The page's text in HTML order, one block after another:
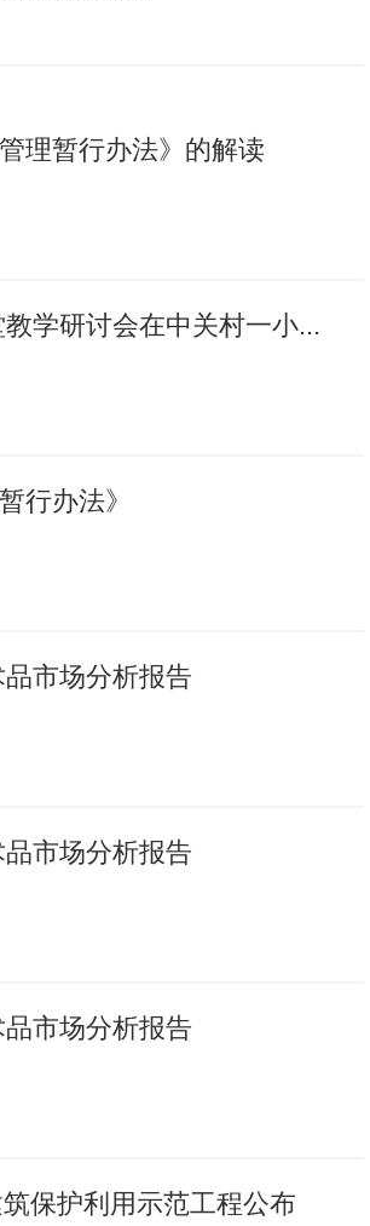
理暂行办法》的解读
教学研讨会在中关村一小...
行办法》
市场分析报告
市场分析报告
市场分析报告
保护利用示范工程公布